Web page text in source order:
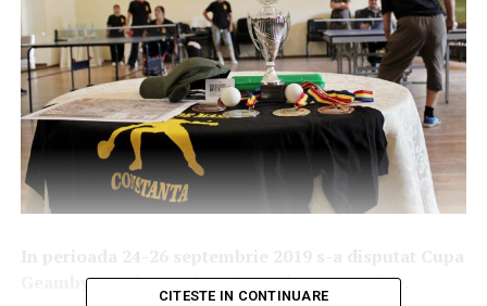
Geamby, eveniment ajuns la cea de-a opta editie.
CITESTE IN CONTINUARE